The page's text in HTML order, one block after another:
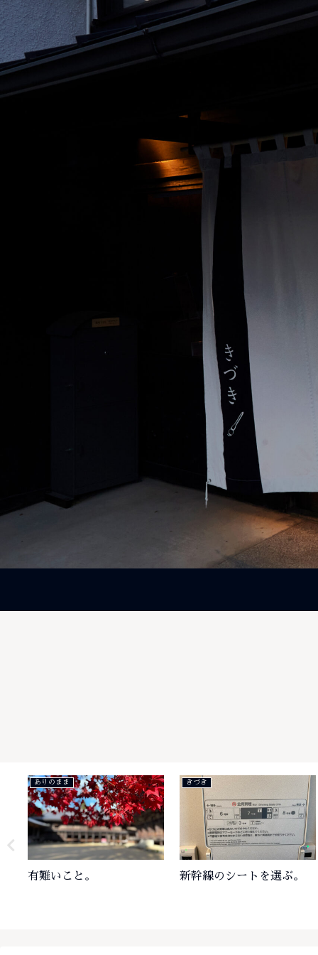
きづき
プラグ・ジャック とらのあな